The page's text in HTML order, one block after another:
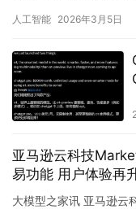
人工智能 2026年3月5日
亚马逊云科技
易功能 用户体验再
大模型之家讯 亚马逊云